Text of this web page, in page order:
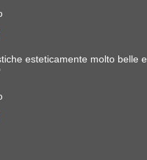
esteticamente molto belle e